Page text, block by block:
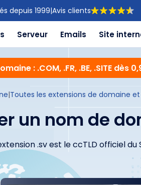
depuis 1999|Avis clients
Serveur Emails Site
: .COM, .FR, .BE, .SITE dès
|Toutes les extensions de domaine
un nom de
.sv est le ccTLD officiel du